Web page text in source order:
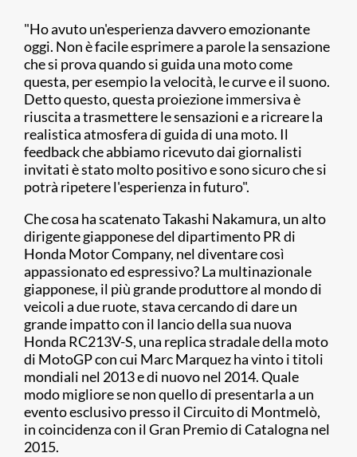
"Ho avuto un'esperienza davvero emozionante
oggi. Non è facile esprimere a parole la sensazione
che si prova quando si guida una moto come
questa, per esempio la velocità, le curve e il suono.
Detto questo, questa proiezione immersiva è
riuscita a trasmettere le sensazioni e a ricreare la
realistica atmosfera di guida di una moto. Il
feedback che abbiamo ricevuto dai giornalisti
invitati è stato molto positivo e sono sicuro che si
potrà ripetere l'esperienza in futuro".
Che cosa ha scatenato Takashi Nakamura, un alto
dirigente giapponese del dipartimento PR di
Honda Motor Company, nel diventare così
appassionato ed espressivo? La multinazionale
giapponese, il più grande produttore al mondo di
veicoli a due ruote, stava cercando di dare un
grande impatto con il lancio della sua nuova
Honda RC213V-S, una replica stradale della moto
di MotoGP con cui Marc Marquez ha vinto i titoli
mondiali nel 2013 e di nuovo nel 2014. Quale
modo migliore se non quello di presentarla a un
evento esclusivo presso il Circuito di Montmelò,
in coincidenza con il Gran Premio di Catalogna nel
2015.